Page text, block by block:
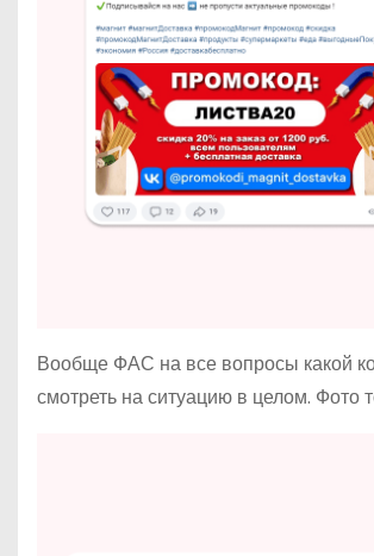
Вообще ФАС на все вопросы какой
смотреть на ситуацию в целом. Фото